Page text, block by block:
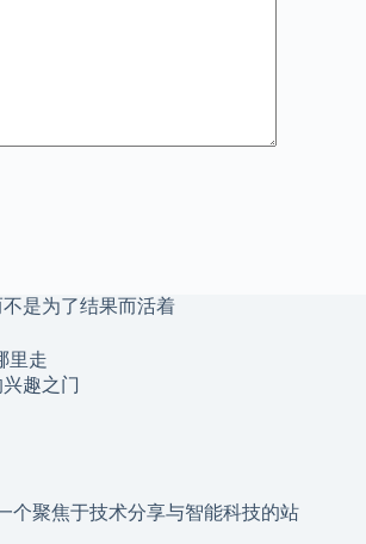
是为了结果而活着
里走
趣之门
个聚焦于技术分享与智能科技的站